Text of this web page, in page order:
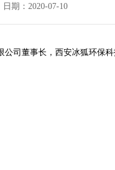
日期：2020-07-10
司董事长，西安冰狐环保